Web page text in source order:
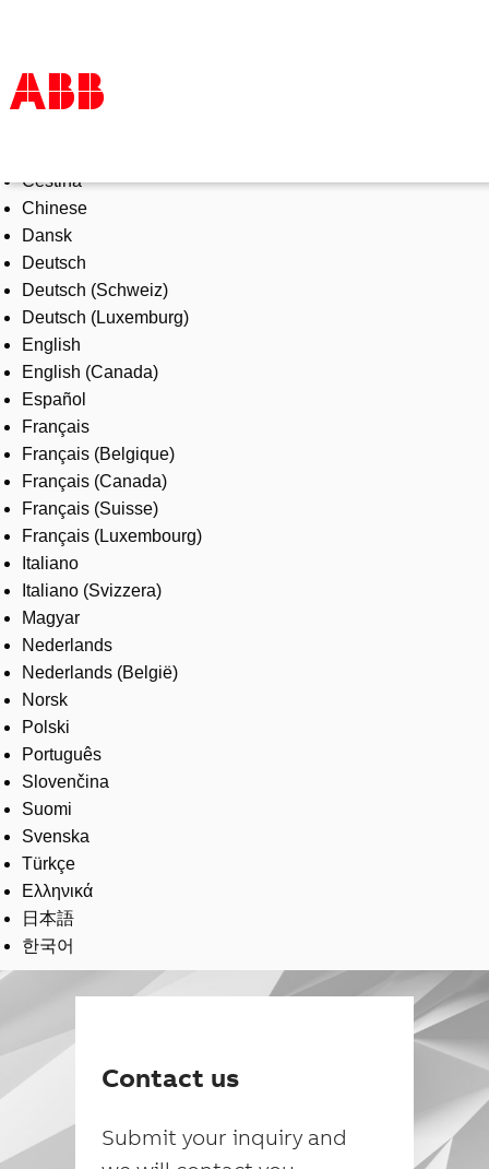
Products & Solutions
Industries
Services
About us
Where to buy
Contact us
Careers
Čeština
Chinese
Dansk
Deutsch
Deutsch (Schweiz)
Deutsch (Luxemburg)
English
English (Canada)
Español
Français
Français (Belgique)
Français (Canada)
Français (Suisse)
Français (Luxembourg)
Italiano
Italiano (Svizzera)
Magyar
Nederlands
Nederlands (België)
Norsk
Polski
Português
Slovenčina
Suomi
Svenska
Türkçe
Ελληνικά
日本語
한국어
Contact us
Submit your inquiry and